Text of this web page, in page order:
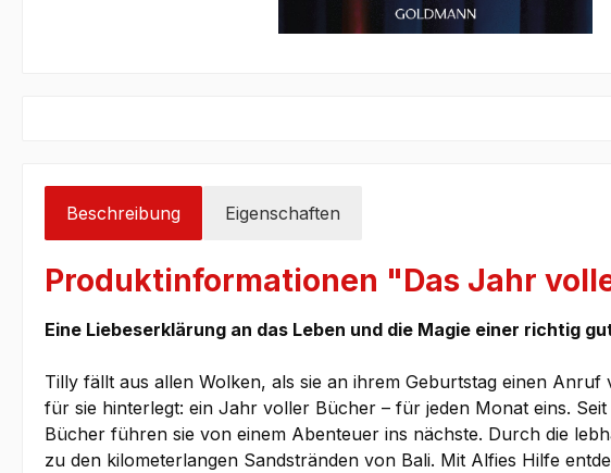
Beschreibung Eigenschaften
Produktinformationen "Das Jahr
Eine Liebeserklärung an das Leben und die Magie einer richtig
Tilly fällt aus allen Wolken, als sie an ihrem Geburtstag einen
für sie hinterlegt: ein Jahr voller Bücher – für jeden Monat eins.
Bücher führen sie von einem Abenteuer ins nächste. Durch die
zu den kilometerlangen Sandstränden von Bali. Mit Alfies Hilfe